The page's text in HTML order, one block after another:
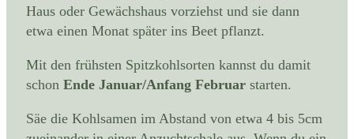
Haus oder Gewächshaus vorziehst und sie dann
etwa einen Monat später ins Beet pflanzt.
Mit den frühsten Spitzkohlsorten kannst du damit
schon Ende Januar/Anfang Februar starten.
Säe die Kohlsamen im Abstand von etwa 4 bis 5cm